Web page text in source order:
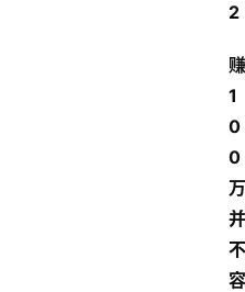
2
赚
1
0
0
万
并
不
容